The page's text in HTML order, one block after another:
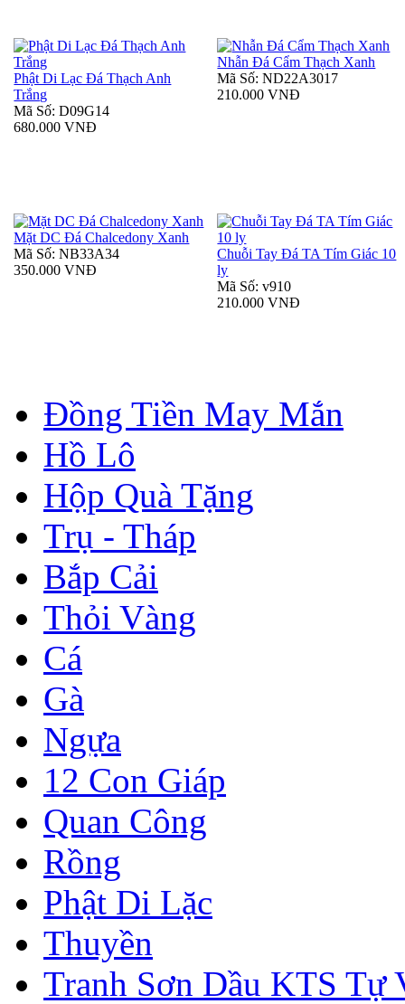
Phật Di Lạc Đá Thạch Anh
Trắng
Mã Số: D09G14
680.000 VNĐ
Nhẫn Đá Cẩm Thạch Xanh
Mã Số: ND22A3017
210.000 VNĐ
Mặt DC Đá Chalcedony Xanh
Mã Số: NB33A34
350.000 VNĐ
Chuỗi Tay Đá TA Tím Giác 10
ly
Mã Số: v910
210.000 VNĐ
Đồng Tiền May Mắn
Hồ Lô
Hộp Quà Tặng
Trụ - Tháp
Bắp Cải
Thỏi Vàng
Cá
Gà
Ngựa
12 Con Giáp
Quan Công
Rồng
Phật Di Lặc
Thuyền
Tranh Sơn Dầu KTS Tự